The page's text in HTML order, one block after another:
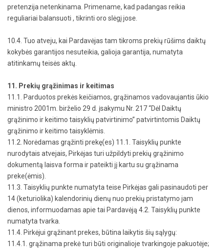
pretenzija netenkinama. Primename, kad padangas reikia
reguliariai balansuoti , tikrinti oro slėgį jose.
10.4. Tuo atveju, kai Pardavėjas tam tikroms prekių rūšims daiktų
kokybės garantijos nesuteikia, galioja garantija, numatyta
atitinkamų teisės aktų.
11. Prekių grąžinimas ir keitimas
11.1. Parduotos prekės keičiamos, grąžinamos vadovaujantis ūkio
ministro 2001m. birželio 29 d. įsakymu Nr. 217 “Dėl Daiktų
grąžinimo ir keitimo taisyklių patvirtinimo” patvirtintomis Daiktų
grąžinimo ir keitimo taisyklėmis.
11.2. Norėdamas grąžinti prekę(es) 11.1. Taisyklių punkte
nurodytais atvejais, Pirkėjas turi užpildyti prekių grąžinimo
dokumentą laisva forma ir pateikti jį kartu su grąžinama
preke(ėmis).
11.3. Taisyklių punkte numatyta teise Pirkėjas gali pasinaudoti per
14 (keturiolika) kalendorinių dienų nuo prekių pristatymo jam
dienos, informuodamas apie tai Pardavėją 4.2. Taisyklių punkte
numatyta tvarka.
11.4. Pirkėjui grąžinant prekes, būtina laikytis šių sąlygų:
11.4.1. grąžinama prekė turi būti originalioje tvarkingoje pakuotėje;